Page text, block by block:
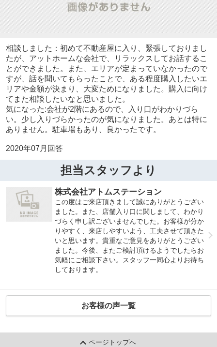
相談しました：初めて不動産屋に入り、緊張しておりまし
たが、アットホームな会社で、リラックスしてお話するこ
とができました。また、エリアが定まっていなかったので
すが、話を聞いてもらったことで、ある程度購入したいエ
リアや金額が決まり、大変ためになりました。購入に向け
てまた相談したいなと思いました。
気になった:会社が2階にあるので、入り口がわかりづら
い。少し入りづらかったのが気になりました。あとは特に
ありません。駐車場もあり、良かったです。
2020年07月回答
担当スタッフより
株式会社アトムステーション
この度はご来店頂きまして誠にありがとうござい
ました。また、店舗入り口に関しまして、わかり
づらく申し訳ございませんでした。お客様が分か
りやすく、来店しやすいよう、工夫させて頂きた
いと思います。貴重なご意見をありがとうござい
ました。今後、またご検討頂けるようでしたらお
気軽にご相談下さい。スタッフ一同心よりお待ち
しております。
お客様の声一覧
ページトップへ